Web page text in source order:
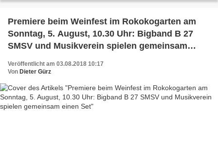
Premiere beim Weinfest im Rokokogarten am
Sonntag, 5. August, 10.30 Uhr: Bigband B 27
SMSV und Musikverein spielen gemeinsam
Veröffentlicht am 03.08.2018 10:17
Von Dieter Gürz